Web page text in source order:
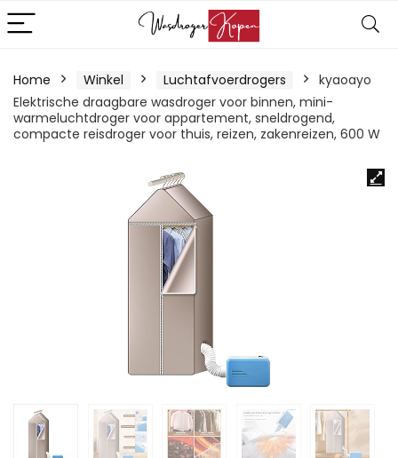
Home Winkel Luchtafvoerdrogers
kyaoayo
Elektrische draagbare wasdroger voor binnen, mini-
warmeluchtdroger voor appartement, sneldrogend,
compacte reisdroger voor thuis, reizen, zakenreizen, 600 W